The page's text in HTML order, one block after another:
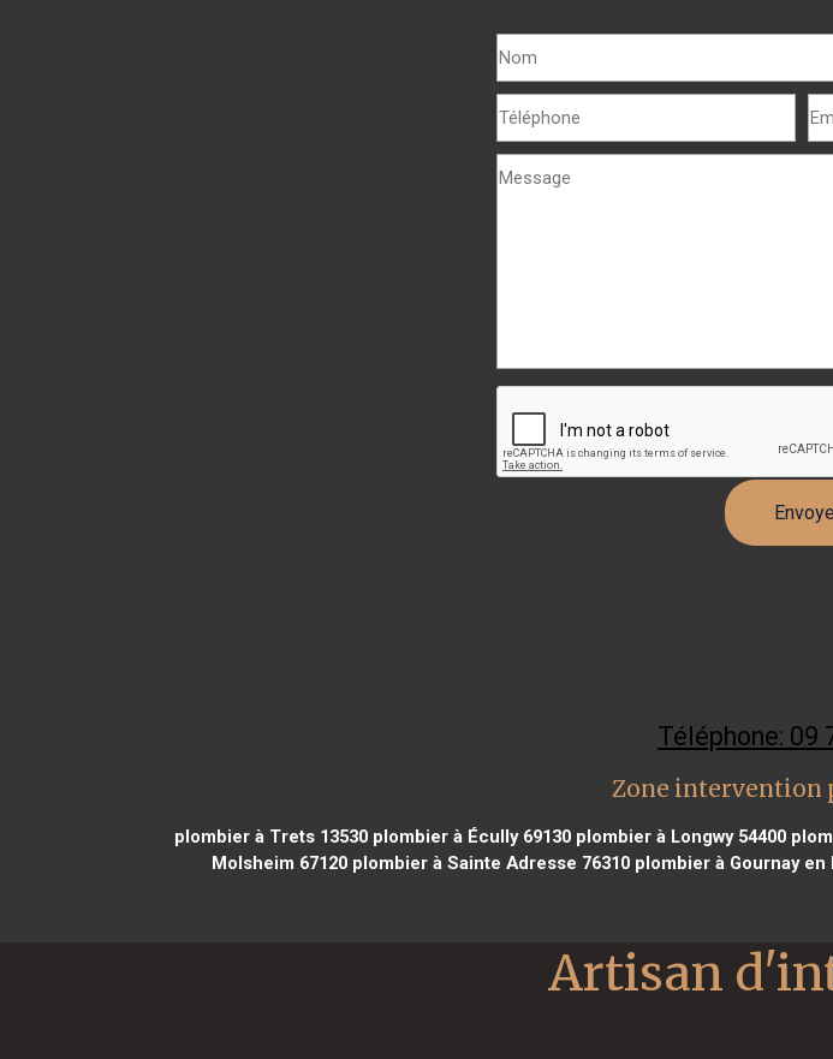
Téléphone: 09
Zone intervention
plombier à Trets 13530 plombier à Écully 69130 plombier à Longwy 54400
Molsheim 67120plombier à Sainte Adresse 76310plombier à Gournay en
Artisan